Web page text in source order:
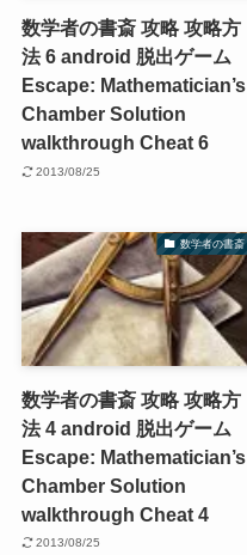
数学者の書斎 攻略 攻略方
法 6 android 脱出ゲーム
Escape: Mathematician’s
Chamber Solution
walkthrough Cheat 6
2013/08/25
数学者の書斎
数学者の書斎 攻略 攻略方
法 4 android 脱出ゲーム
Escape: Mathematician’s
Chamber Solution
walkthrough Cheat 4
2013/08/25